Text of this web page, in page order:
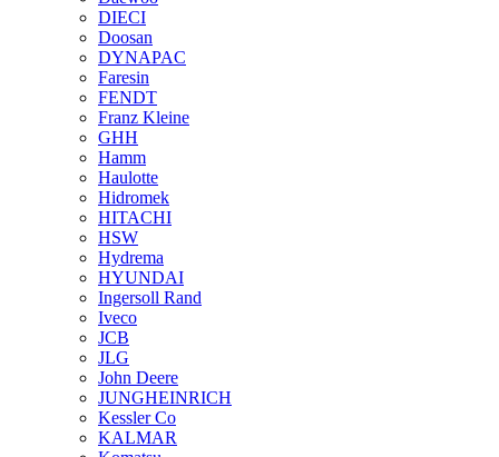
DIECI
Doosan
DYNAPAC
Faresin
FENDT
Franz Kleine
GHH
Hamm
Haulotte
Hidromek
HITACHI
HSW
Hydrema
HYUNDAI
Ingersoll Rand
Iveco
JCB
JLG
John Deere
JUNGHEINRICH
Kessler Co
KALMAR